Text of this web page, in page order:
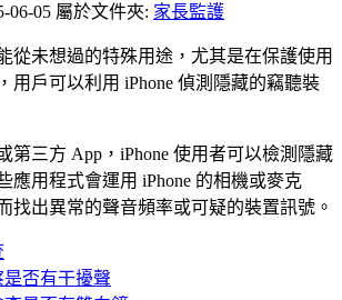
06-05 屬於文件夾: 家長監護
從未想過的特殊用途，尤其是在保護使用
用戶可以利用 iPhone 偵測隱藏的竊聽裝
第三方 App，iPhone 使用者可以檢測隱藏
應用程式會運用 iPhone 的相機或麥克
找出異常的聲音頻率或可疑的裝置訊號。
否有干擾聲